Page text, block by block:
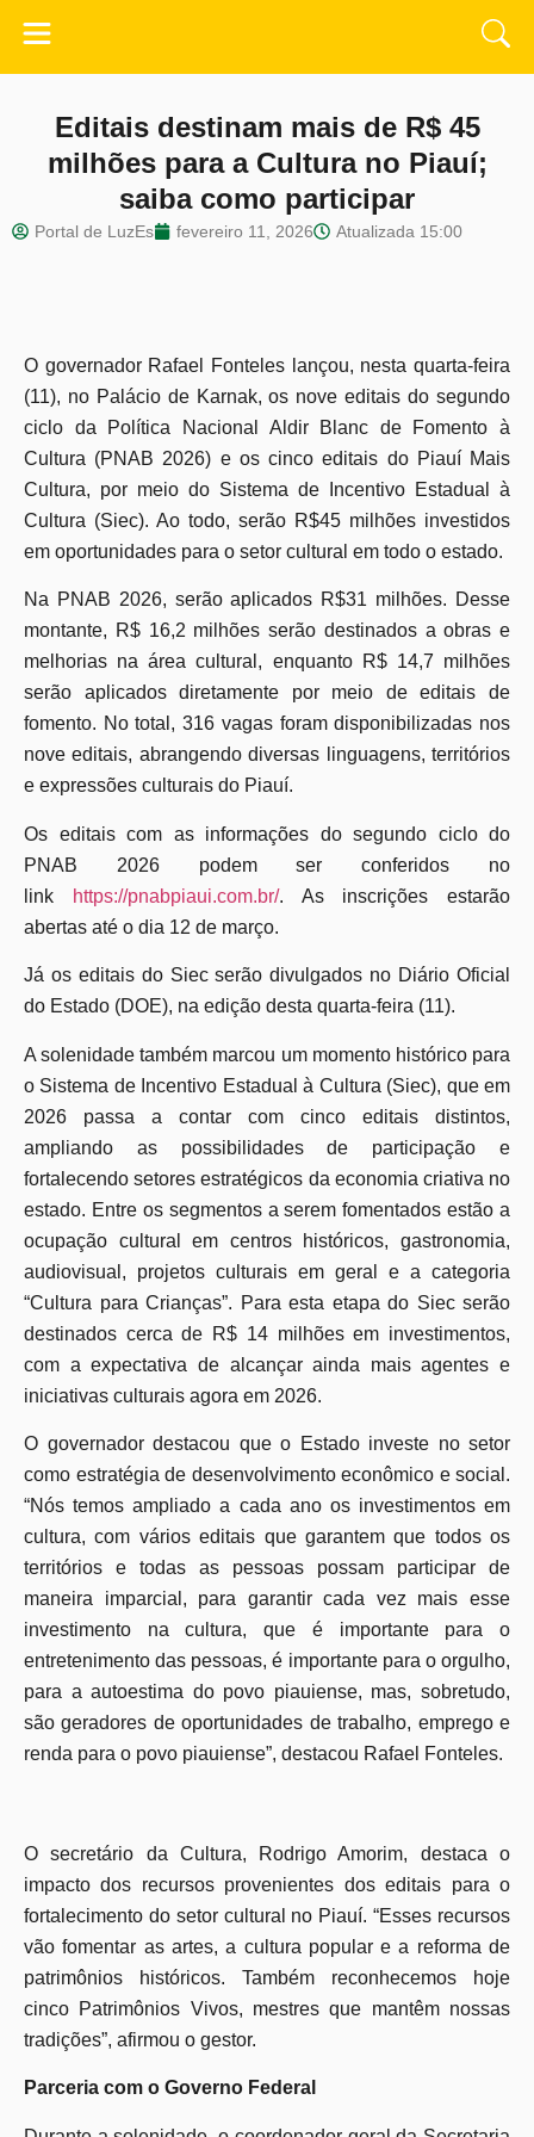
Editais destinam mais de R$ 45
milhões para a Cultura no Piauí;
saiba como participar
Portal de LuzEs fevereiro 11, 2026 Atualizada 15:00
O governador Rafael Fonteles lançou, nesta quarta-feira
(11), no Palácio de Karnak, os nove editais do segundo
ciclo da Política Nacional Aldir Blanc de Fomento à
Cultura (PNAB 2026) e os cinco editais do Piauí Mais
Cultura, por meio do Sistema de Incentivo Estadual à
Cultura (Siec). Ao todo, serão R$45 milhões investidos
em oportunidades para o setor cultural em todo o estado.
Na PNAB 2026, serão aplicados R$31 milhões. Desse
montante, R$ 16,2 milhões serão destinados a obras e
melhorias na área cultural, enquanto R$ 14,7 milhões
serão aplicados diretamente por meio de editais de
fomento. No total, 316 vagas foram disponibilizadas nos
nove editais, abrangendo diversas linguagens, territórios
e expressões culturais do Piauí.
Os editais com as informações do segundo ciclo do
PNAB 2026 podem ser conferidos no
link
https://pnabpiaui.com.br/. As inscrições estarão
abertas até o dia 12 de março.
Já os editais do Siec serão divulgados no Diário Oficial
do Estado (DOE), na edição desta quarta-feira (11).
A solenidade também marcou um momento histórico para
o Sistema de Incentivo Estadual à Cultura (Siec), que em
2026 passa a contar com cinco editais distintos,
ampliando as possibilidades de participação e
fortalecendo setores estratégicos da economia criativa no
estado. Entre os segmentos a serem fomentados estão a
ocupação cultural em centros históricos, gastronomia,
audiovisual, projetos culturais em geral e a categoria
“Cultura para Crianças”. Para esta etapa do Siec serão
destinados cerca de R$ 14 milhões em investimentos,
com a expectativa de alcançar ainda mais agentes e
iniciativas culturais agora em 2026.
O governador destacou que o Estado investe no setor
como estratégia de desenvolvimento econômico e social.
“Nós temos ampliado a cada ano os investimentos em
cultura, com vários editais que garantem que todos os
territórios e todas as pessoas possam participar de
maneira imparcial, para garantir cada vez mais esse
investimento na cultura, que é importante para o
entretenimento das pessoas, é importante para o orgulho,
para a autoestima do povo piauiense, mas, sobretudo,
são geradores de oportunidades de trabalho, emprego e
renda para o povo piauiense”, destacou Rafael Fonteles.
O secretário da Cultura, Rodrigo Amorim, destaca o
impacto dos recursos provenientes dos editais para o
fortalecimento do setor cultural no Piauí. “Esses recursos
vão fomentar as artes, a cultura popular e a reforma de
patrimônios históricos. Também reconhecemos hoje
cinco Patrimônios Vivos, mestres que mantêm nossas
tradições”, afirmou o gestor.
Parceria com o Governo Federal